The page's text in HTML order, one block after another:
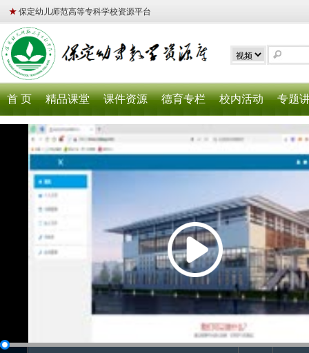
★ 保定幼儿师范高等专科学校资源平台
首 页 精品课堂 课件资源 德育专栏 校内活动 专题